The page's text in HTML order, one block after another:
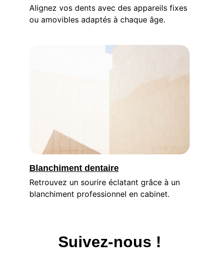
Alignez vos dents avec des appareils fixes
ou amovibles adaptés à chaque âge.
Retrouvez un sourire éclatant grâce à un
blanchiment professionnel en cabinet.
Blanchiment dentaire
Suivez-nous !